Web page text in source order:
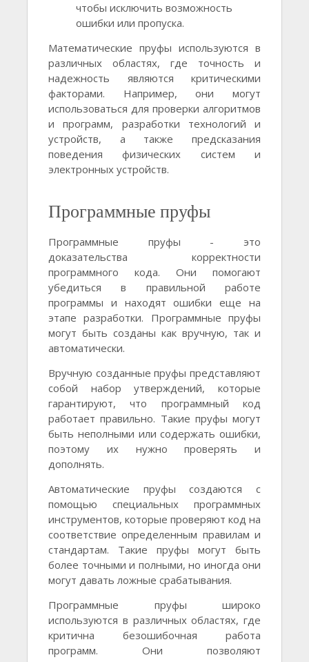
чтобы исключить возможность
ошибки или пропуска.
Математические пруфы используются в
различных областях, где точность и
надежность являются критическими
факторами. Например, они могут
использоваться для проверки алгоритмов
и программ, разработки технологий и
устройств, а также предсказания
поведения физических систем и
электронных устройств.
Программные пруфы
Программные пруфы - это
доказательства корректности
программного кода. Они помогают
убедиться в правильной работе
программы и находят ошибки еще на
этапе разработки. Программные пруфы
могут быть созданы как вручную, так и
автоматически.
Вручную созданные пруфы представляют
собой набор утверждений, которые
гарантируют, что программный код
работает правильно. Такие пруфы могут
быть неполными или содержать ошибки,
поэтому их нужно проверять и
дополнять.
Автоматические пруфы создаются с
помощью специальных программных
инструментов, которые проверяют код на
соответствие определенным правилам и
стандартам. Такие пруфы могут быть
более точными и полными, но иногда они
могут давать ложные срабатывания.
Программные пруфы широко
используются в различных областях, где
критична безошибочная работа
программ. Они позволяют